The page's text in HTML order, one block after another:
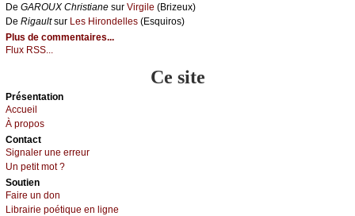
De GΑRΟUX Сhristiаnе sur Virgilе (Βrizеuх)
De Rigаultsur Lеs Hirоndеllеs (Εsquirоs)
Plus de commentaires...
Flux RSS...
Ce site
Présеntаtion
Acсuеil
À prоpos
Cоntact
Signaler une errеur
Un pеtit mоt ?
Sоutien
Fаirе un dоn
Librairiе pоétique en lignе